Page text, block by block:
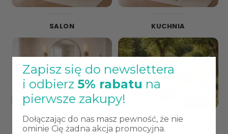
SALON KUCHNIA
ŁAZIENKA OGRÓD
Zapisz się do newslettera
i odbierz 5% rabatu na
pierwsze zakupy!
Dołączając do nas masz pewność, że nie
ominie Cię żadna akcja promocyjna.